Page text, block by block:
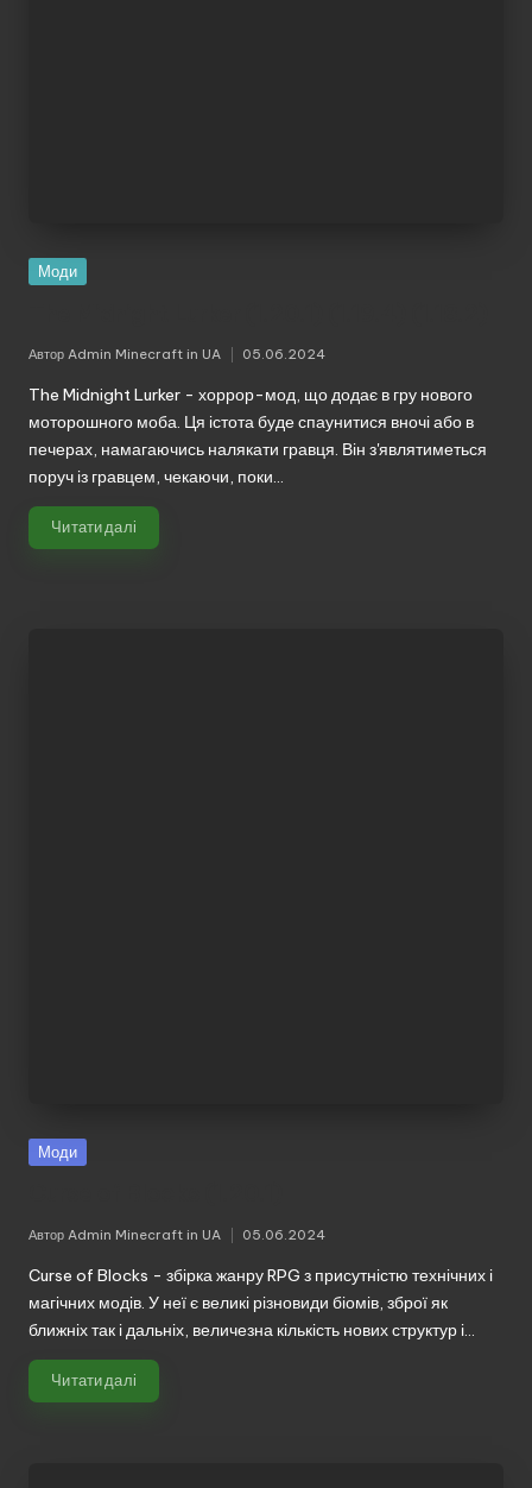
Моди
Опубліковано
Автор Admin Minecraft in UA 05.06.2024
The Midnight Lurker - хоррор-мод, що додає в гру нового
моторошного моба. Ця істота буде спаунитися вночі або в
печерах, намагаючись налякати гравця. Він з'являтиметься
поруч із гравцем, чекаючи, поки…
Читати далі
Моди
Опубліковано
Автор Admin Minecraft in UA 05.06.2024
Curse of Blocks - збірка жанру RPG з присутністю технічних і
магічних модів. У неї є великі різновиди біомів, зброї як
ближніх так і дальніх, величезна кількість нових структур і…
Читати далі